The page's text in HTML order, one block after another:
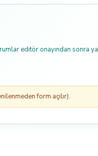
editör onayından sonra
form açılır).